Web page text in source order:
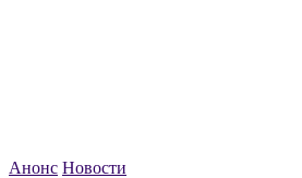
Анонс Новости